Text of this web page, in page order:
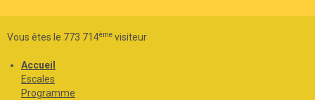
Vous êtes le 773 714ème visiteur
Accueil
Escales
Programme